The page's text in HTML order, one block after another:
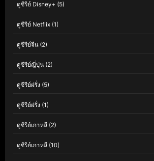
ดูซีรีย์ Disney+ (5)
ดูซีรีย์ Netflix (1)
ดูซีรีย์จีน (2)
ดูซีรีย์ญี่ปุ่น (2)
ดูซีรีย์ฝรั่ง (5)
ดูซีรีย์ฝรั่ง (1)
ดูซีรีย์เกาหลี (2)
ดูซีรีย์เกาหลี (10)